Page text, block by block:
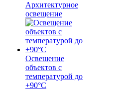
Архитектурное
освещение
Освещение
объектов с
температурой до
+90°С